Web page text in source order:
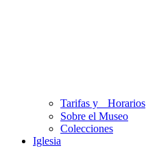
Tarifas y Horarios
Sobre el Museo
Colecciones
Iglesia